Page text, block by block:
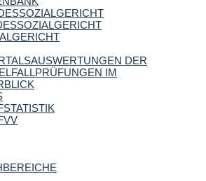
DER
IM